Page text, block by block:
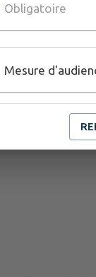
Obligatoire
Mesure